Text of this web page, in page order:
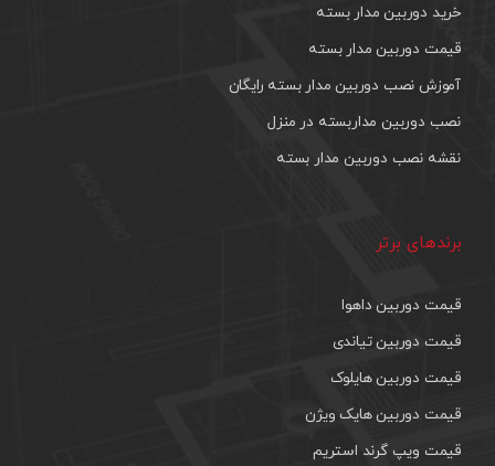
خرید دوربین مدار بسته
قیمت دوربین مدار بسته
آموزش نصب دوربین مدار بسته رایگان
نصب دوربین مداربسته در منزل
نقشه نصب دوربین مدار بسته
برندهای برتر
قیمت دوربین داهوا
قیمت دوربین تیاندی
قیمت دوربین هایلوک
قیمت دوربین هایک ویژن
قیمت ویپ گرند استریم